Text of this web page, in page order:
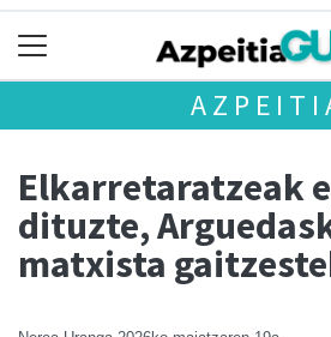
Elkarretaratzeak
dituzte,
matxista